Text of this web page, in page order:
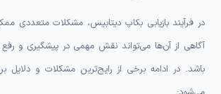
در فرآیند بازیابی بکاپ دیتابیس، مشکلات متعددی ممکن
آگاهی از آن‌ها می‌تواند نقش مهمی در پیشگیری و رفع
باشد. در ادامه برخی از رایج‌ترین مشکلات و دلایل بروز